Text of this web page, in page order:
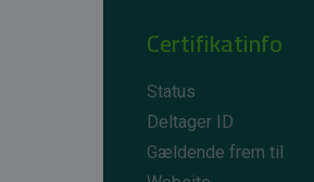
Certifikatinfo
Status
Deltager ID
Gældende frem til